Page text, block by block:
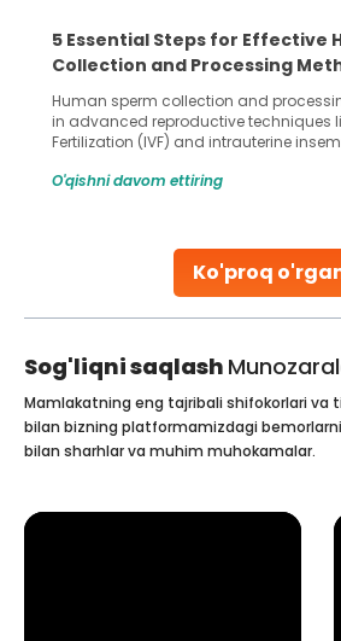
Ko'proq
5 Essential Steps for Effective
Collection and Processing
Human sperm collection and
in advanced reproductive techniques
Fertilization (IVF) and intrauterine
challenges and help couples achieve
collected, they process the
O'qishni davom ettiring
Sog'liqni saqlash
Mamlakatning eng tajribali shifokorlari va
bilan bizning platformamizdagi
bilan sharhlar va muhim muhokamalar.